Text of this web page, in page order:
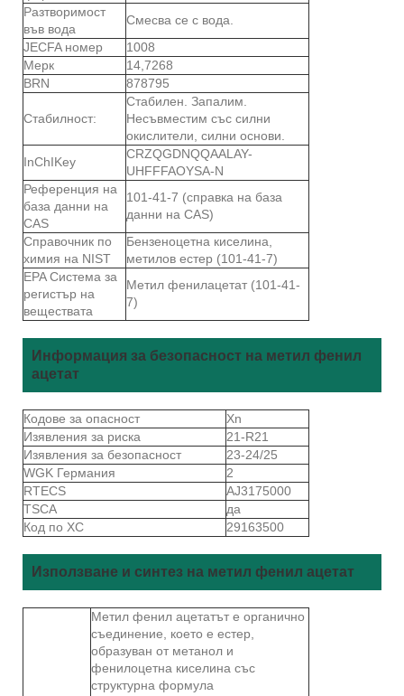
Разтворимост
във вода
Смесва се с вода.
JECFA номер
1008
Мерк
14,7268
BRN
878795
Стабилност:
Стабилен. Запалим.
Несъвместим със силни
окислители, силни основи.
InChIKey
CRZQGDNQQAALAY-
UHFFFAOYSA-N
Референция на
база данни на
CAS
101-41-7 (справка на база
данни на CAS)
Справочник по
химия на NIST
Бензеноцетна киселина,
метилов естер (101-41-7)
EPA Система за
регистър на
веществата
Метил фенилацетат (101-41-
7)
Информация за безопасност на метил фенил
ацетат
Кодове за опасност
Xn
Изявления за риска
21-R21
Изявления за безопасност
23-24/25
WGK Германия
2
RTECS
AJ3175000
TSCA
да
Код по ХС
29163500
Използване и синтез на метил фенил ацетат
Метил фенил ацетатът е органично
съединение, което е естер,
образуван от метанол и
фенилоцетна киселина със
структурна формула